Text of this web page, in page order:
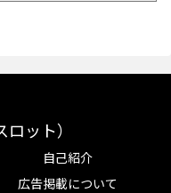
ット）
自己紹介
広告掲載について